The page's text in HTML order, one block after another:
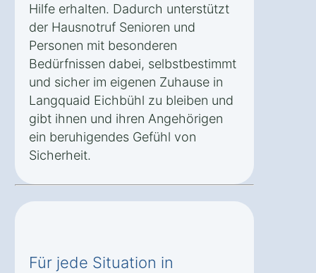
Hilfe erhalten. Dadurch unterstützt
der Hausnotruf Senioren und
Personen mit besonderen
Bedürfnissen dabei, selbstbestimmt
und sicher im eigenen Zuhause in
Langquaid Eichbühl zu bleiben und
gibt ihnen und ihren Angehörigen
ein beruhigendes Gefühl von
Sicherheit.
Für jede Situation in